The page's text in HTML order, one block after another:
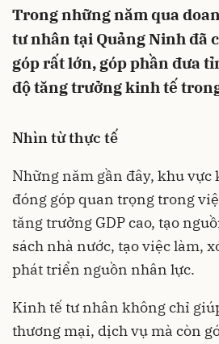
Trong những năm qua
tư nhân tại Quảng Ninh đã
góp rất lớn, góp phần đưa
độ tăng trưởng kinh tế
Nhìn từ thực tế
Những năm gần đây, khu vực
đóng góp quan trọng trong
tăng trưởng GDP cao, tạo
sách nhà nước, tạo việc làm,
phát triển nguồn nhân lực.
Kinh tế tư nhân không chỉ
thương mại, dịch vụ mà còn